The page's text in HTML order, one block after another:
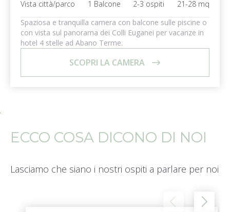
Vista città/parco 1 Balcone 2-3 ospiti
21-28 mq
Spaziosa e tranquilla camera con balcone sulle piscine o
con vista sul panorama dei Colli Euganei per vacanze in
hotel 4 stelle ad Abano Terme.
SCOPRI LA CAMERA
ECCO COSA DICONO DI NOI
Lasciamo che siano i nostri ospiti a parlare per noi